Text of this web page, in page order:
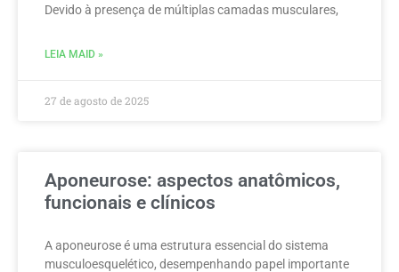
Devido à presença de múltiplas camadas musculares,
LEIA MAID »
27 de agosto de 2025
Aponeurose: aspectos anatômicos,
funcionais e clínicos
A aponeurose é uma estrutura essencial do sistema
musculoesquelético, desempenhando papel importante